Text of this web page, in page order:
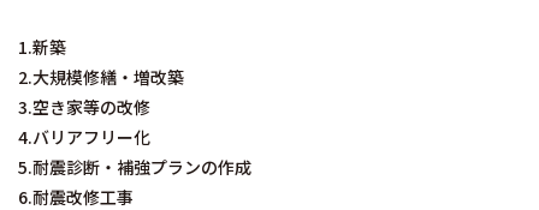
1.新築
2.大規模修繕・増改築
3.空き家等の改修
4.バリアフリー化
5.耐震診断・補強プランの作成
6.耐震改修工事